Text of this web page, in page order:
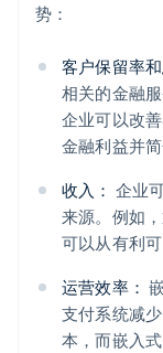
势：
客户保留率
相关的金融
企业可以改
金融利益并
收入： 企业
来源。例如
可以从有利
运营效率：
支付系统减
本，而嵌入